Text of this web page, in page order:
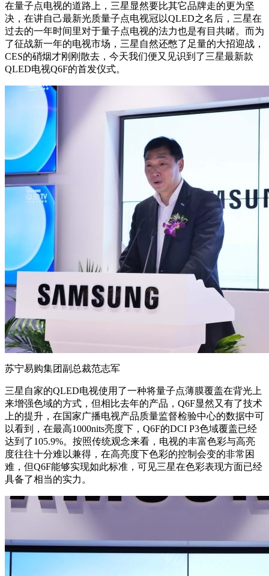
在量子点电视的道路上，三星显然要比其它品牌走的更为坚
决，在讲自己最新光质量子点电视冠以QLED之名后，三星在
过去的一年时间里对于量子点电视的法力也是有目共睹。而为
了征战新一年的电视市场，三星自然还憋了足量的大招迎战，
CES的硝烟才刚刚散去，今天我们便又见识到了三星最新款
QLED电视Q6F的首发仪式。
苏宁易购集团副总裁范志军
三星自家的QLED电视使用了一种将量子点薄膜覆盖在背光上
来增强色域的方式，但相比去年的产品，Q6F显然又有了技术
上的提升，在国家广播电视产品质量监督检验中心的数据中可
以看到，在最高1000nits亮度下，Q6F的DCI P3色域覆盖已经
达到了105.9%。按照传统观念来看，电视的丰富色彩与高亮
度往往十分难以兼得，在高亮度下色彩的控制会变的非常困
难，但Q6F能够实现如此标准，可见三星在色彩表现方面已经
具备了相当的实力。